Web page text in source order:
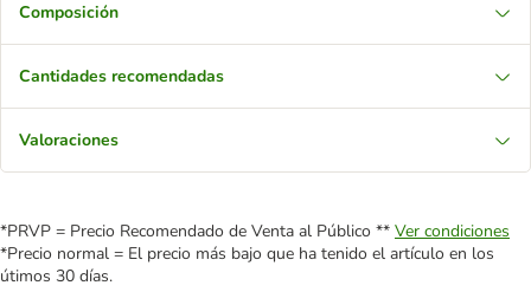
Composición
Cantidades recomendadas
Valoraciones
*PRVP = Precio Recomendado de Venta al Público ** Ver condiciones
*Precio normal = El precio más bajo que ha tenido el artículo en los
útimos 30 días.